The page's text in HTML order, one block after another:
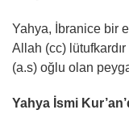
Yahya, İbranice bir
Allah (cc) lütufkardır
(a.s) oğlu olan
Yahya İsmi